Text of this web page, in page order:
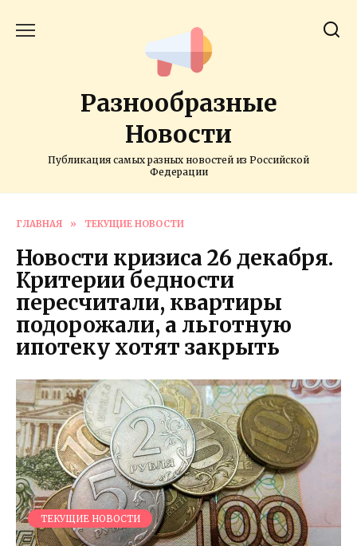
Разнообразные
Новости
Публикация самых разных новостей из Российской
Федерации
ГЛАВНАЯ » ТЕКУЩИЕ НОВОСТИ
Новости кризиса 26 декабря.
Критерии бедности
пересчитали, квартиры
подорожали, а льготную
ипотеку хотят закрыть
ТЕКУЩИЕ НОВОСТИ